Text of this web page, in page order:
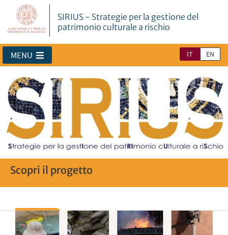
SIRIUS - Strategie per la gestione del
patrimonio culturale a rischio
IT EN
MENU
Scopri il progetto